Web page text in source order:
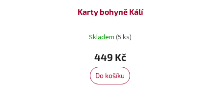
Karty bohyně Kálí
Skladem (5 ks)
449 Kč
Do košíku